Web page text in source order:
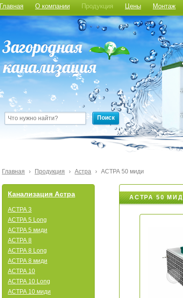
Главная О компании Продукция Цены Монтаж
Поиск
Главная › Продукция › Астра › АСТРА 50 миди
Канализация Астра
АСТРА 3
АСТРА 5 Long
АСТРА 5 миди
АСТРА 8
АСТРА 8 Long
АСТРА 8 миди
АСТРА 10
АСТРА 10 Long
АСТРА 10 миди
АСТРА 50